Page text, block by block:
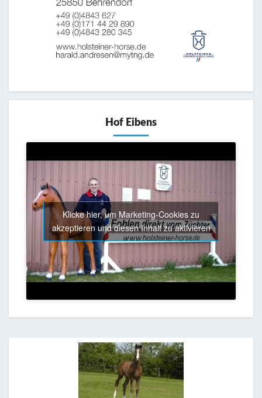
Hof Eibens
Klicke hier, um Marketing-Cookies zu
akzeptieren und diesen Inhalt zu aktivieren